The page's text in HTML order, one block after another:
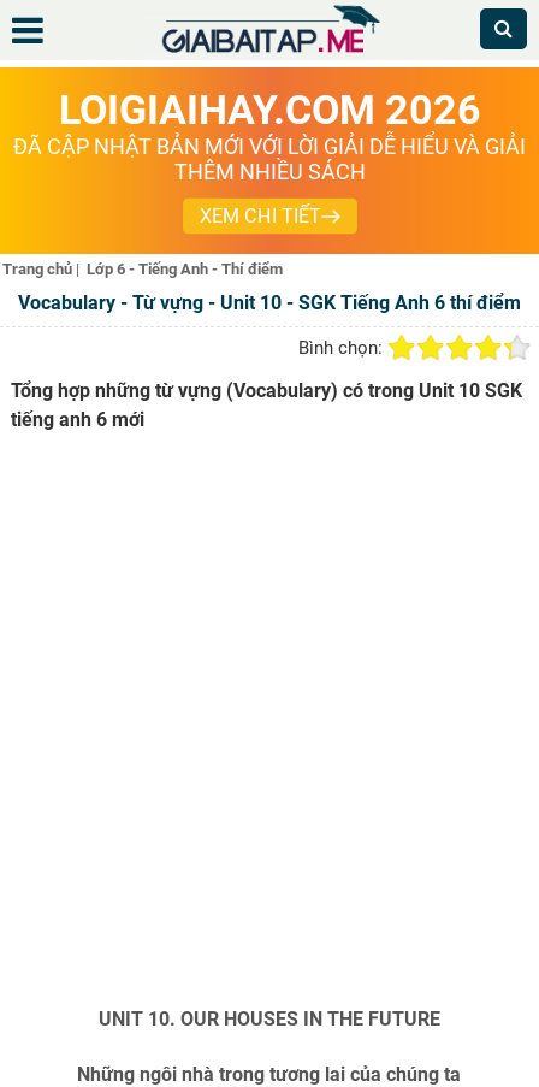
LOIGIAIHAY.COM 2026
ĐÃ CẬP NHẬT BẢN MỚI VỚI LỜI GIẢI DỄ HIỂU VÀ GIẢI
THÊM NHIỀU SÁCH
XEM CHI TIẾT
Trang chủ | Lớp 6 - Tiếng Anh - Thí điểm
Vocabulary - Từ vựng - Unit 10 - SGK Tiếng Anh 6 thí điểm
Bình chọn:
Tổng hợp những từ vựng (Vocabulary) có trong Unit 10 SGK
tiếng anh 6 mới
UNIT 10. OUR HOUSES IN THE FUTURE
Những ngôi nhà trong tương lai của chúng ta